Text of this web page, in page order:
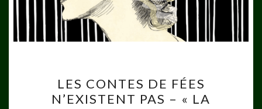
CONTES
DE
LES CONTES DE FÉES
N’EXISTENT PAS – « LA